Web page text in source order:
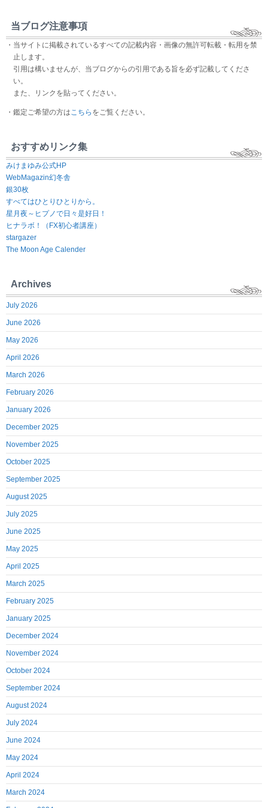
当ブログ注意事項
・当サイトに掲載されているすべての記載内容・画像の無許可転載・転用を禁
止します。
引用は構いませんが、当ブログからの引用である旨を必ず記載してくださ
い。
また、リンクを貼ってください。
・鑑定ご希望の方はこちら をご覧ください。
おすすめリンク集
みけまゆみ公式HP
WebMagazin幻冬舎
銀30枚
すべてはひとりひとりから。
星月夜～ヒプノで日々是好日！
ヒナラボ！（FX初心者講座）
stargazer
The Moon Age Calender
Archives
July 2026
June 2026
May 2026
April 2026
March 2026
February 2026
January 2026
December 2025
November 2025
October 2025
September 2025
August 2025
July 2025
June 2025
May 2025
April 2025
March 2025
February 2025
January 2025
December 2024
November 2024
October 2024
September 2024
August 2024
July 2024
June 2024
May 2024
April 2024
March 2024